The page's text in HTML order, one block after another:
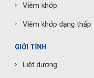
Viêm khớp
Viêm khớp dạng thấp
GIỚI TÍNH
Liệt dương